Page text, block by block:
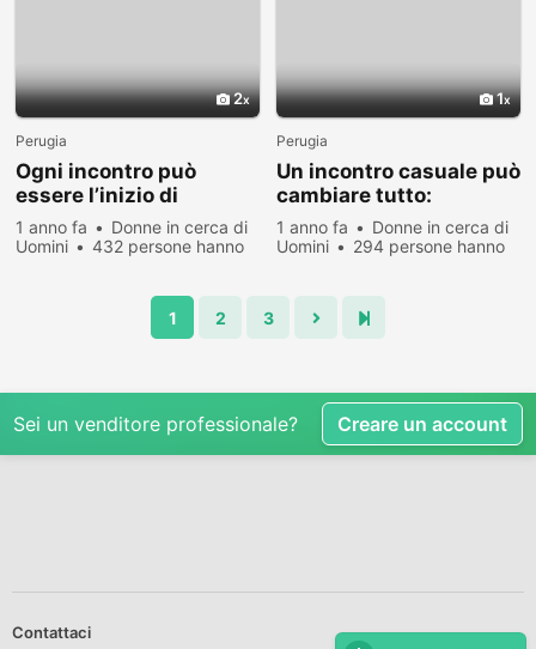
2
Perugia
Ogni incontro può
essere l’inizio di
qualcosa di
meraviglioso
1 anno fa
Donne in cerca di
Uomini
432 persone hanno
1
Perugia
Un incontro casuale può
cambiare tutto:
proviamoci!
1 anno fa
Donne in cerca di
Uomini
294 persone hanno
1 2 3
Sei un venditore professionale? Creare un account
Contattaci